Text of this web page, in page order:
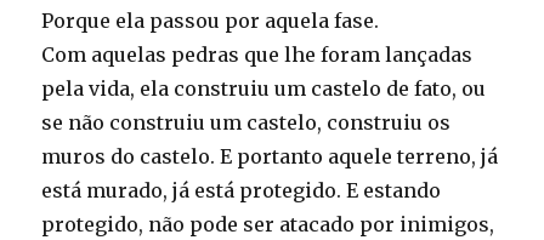
Porque ela passou por aquela fase.
Com aquelas pedras que lhe foram lançadas
pela vida, ela construiu um castelo de fato, ou
se não construiu um castelo, construiu os
muros do castelo. E portanto aquele terreno, já
está murado, já está protegido. E estando
protegido, não pode ser atacado por inimigos,